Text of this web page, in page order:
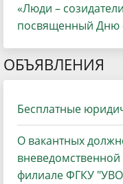
«Люди –
посвященный Дню
ОБЪЯВЛЕНИЯ
Бесплатные
О вакантных
филиале ФГКУ